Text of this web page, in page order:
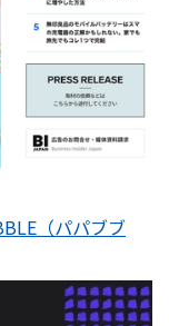
（パパブブ